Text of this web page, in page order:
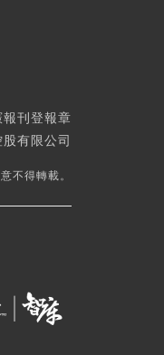
刊登報章
有限公司
不得轉載。